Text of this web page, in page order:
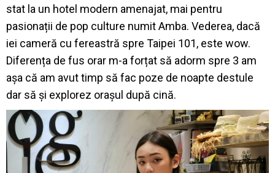
stat la un hotel modern amenajat, mai pentru
pasionații de pop culture numit Amba. Vederea, dacă
iei cameră cu fereastră spre Taipei 101, este wow.
Diferența de fus orar m-a forțat să adorm spre 3 am
așa că am avut timp să fac poze de noapte destule
dar să și explorez orașul după cină.